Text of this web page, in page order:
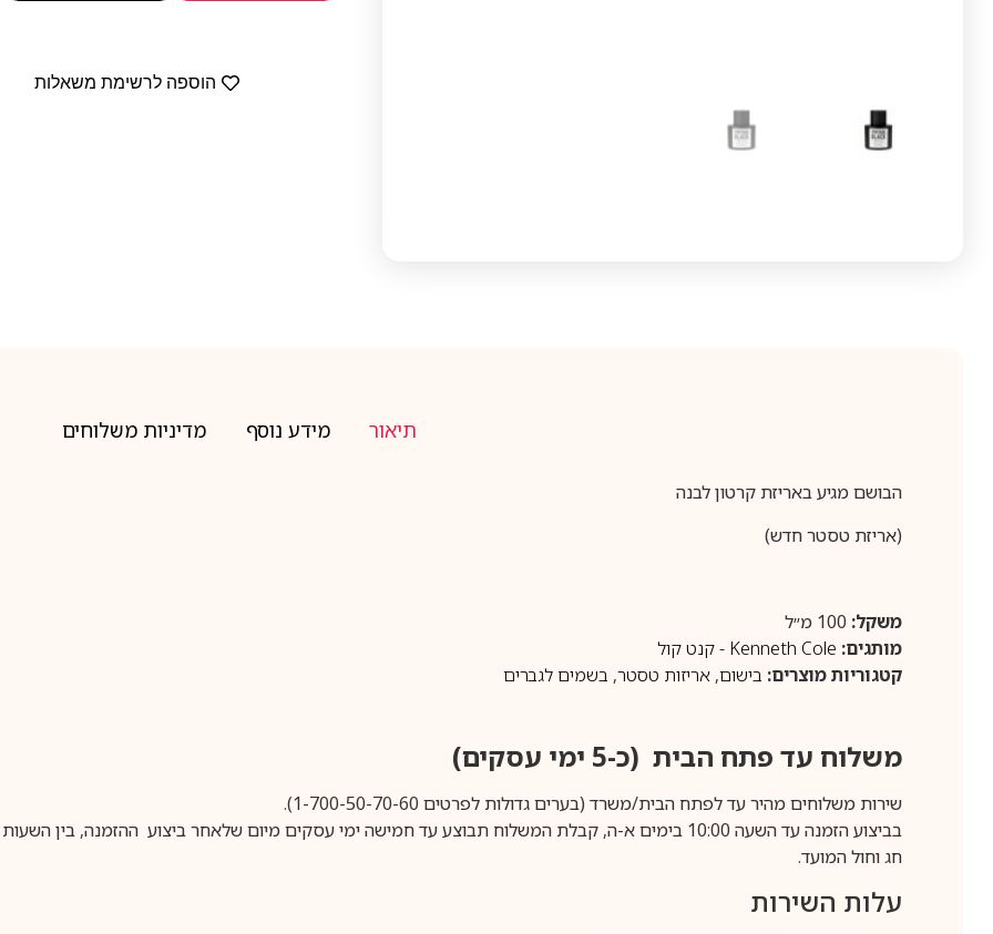
הוספה לרשימת משאלות
תיאור מידע נוסף מדיניות משלוחים
הבושם מגיע באריזת קרטון לבנה
(אריזת טסטר חדש)
משקל:
מותגים: Kenneth Cole - קנט קול
קטגוריות מוצרים: בישום, אריזות טסטר, בשמים לגברים
משלוח עד פתח הבית (כ-5 ימי עסקים)
שירות משלוחים מהיר עד לפתח הבית/משרד (בערים גדולות לפרטים 1-700-50-70-60).
חג וחול המועד.
עלות השירות